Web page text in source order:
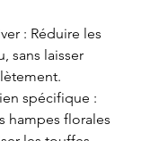
: Réduire les
sans laisser
spécifique :
hampes florales